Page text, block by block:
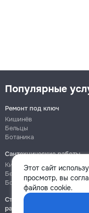
Этот сайт
просмотр, вы
файлов cookie.
Популярные
Ремонт под ключ
Кишинёв
Бельцы
Ботаника
Сантехнические работы
Кишинёв
Бельцы
Ботаника
Строительно-монтажные
работы